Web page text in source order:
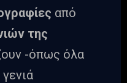
από
της
-όπως όλα